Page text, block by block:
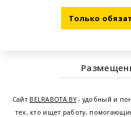
Сайт BELRABOTA.BY- удобный и
тех, кто ищет работу,
Только